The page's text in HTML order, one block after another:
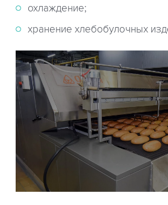
охлаждение;
хранение хлебобулочных